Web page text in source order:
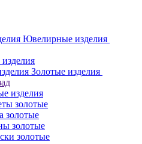
Ювелирные изделия
Золотые изделия
изделия
золотые
золотые
золотые
золотые